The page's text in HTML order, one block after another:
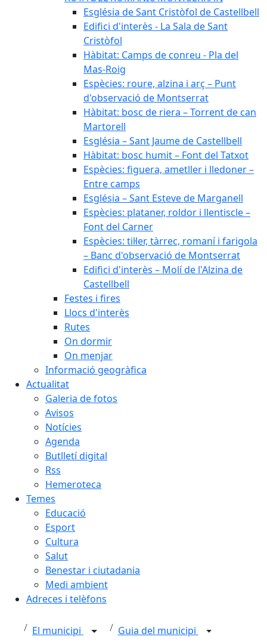
Església de Sant Cristòfol de Castellbell
Edifici d'interès - La Sala de Sant
Cristòfol
Hàbitat: Camps de conreu - Pla del
Mas-Roig
Espècies: roure, alzina i arç – Punt
d'observació de Montserrat
Hàbitat: bosc de riera – Torrent de can
Martorell
Església – Sant Jaume de Castellbell
Hàbitat: bosc humit – Font del Tatxot
Espècies: figuera, ametller i lledoner –
Entre camps
Església – Sant Esteve de Marganell
Espècies: plataner, roldor i llentiscle –
Font del Carner
Espècies: til·ler, tàrrec, romaní i farigola
– Banc d'observació de Montserrat
Edifici d'interès – Molí de l'Alzina de
Castellbell
Festes i fires
Llocs d'interès
Rutes
On dormir
On menjar
Informació geogràfica
Actualitat
Galeria de fotos
Avisos
Notícies
Agenda
Butlletí digital
Rss
Hemeroteca
Temes
Educació
Esport
Cultura
Salut
Benestar i ciutadania
Medi ambient
Adreces i telèfons
El municipi
Guia del municipi